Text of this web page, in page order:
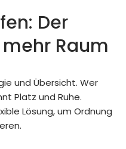
Der
Raum
und Übersicht. Wer
Platz und Ruhe.
Lösung, um Ordnung